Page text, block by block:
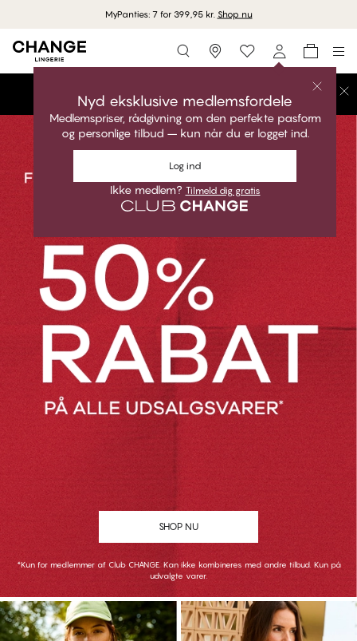
MyPanties: 7 for 399,95 kr. Shop nu
Storefinder
Nyd eksklusive medlemsfordele
Medlemspriser, rådgivning om den perfekte pasform
og personlige tilbud – kun når du er logget ind.
Log ind
Ikke medlem? Tilmeld dig gratis
FINAL SALE STARTER NU!
SHOP NU
*Kun for medlemmer af Club CHANGE. Kan ikke kombineres med andre tilbud. Kun på
udvalgte varer.
SHOP NU SHOP NU